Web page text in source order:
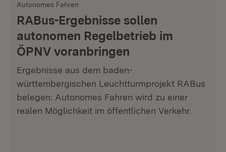
Autonomes Fahren
RABus-Ergebnisse sollen
autonomen Regelbetrieb im
ÖPNV voranbringen
Ergebnisse aus dem baden-
württembergischen Leuchtturmprojekt RABus
belegen: Autonomes Fahren wird zu einer
realen Möglichkeit im öffentlichen Verkehr.